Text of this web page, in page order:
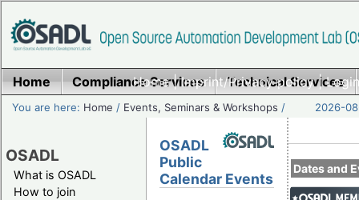
Home|Imprint/Privacy policy|
Home Compliance Services Technical Services
You are here: Home / Events, Seminars & Workshops / 2026-
OSADL
What is OSADL
How to join
Dates and
OSADL
Public
Calendar Events